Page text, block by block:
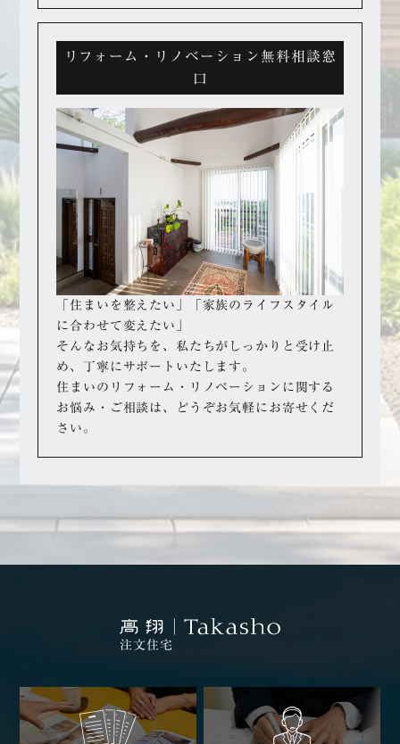
リフォーム・リノベーション無料相談窓
口
「住まいを整えたい」「家族のライフスタイル
に合わせて変えたい」
そんなお気持ちを、私たちがしっかりと受け止
め、丁寧にサポートいたします。
住まいのリフォーム・リノベーションに関する
お悩み・ご相談は、どうぞお気軽にお寄せくだ
さい。
注文住宅